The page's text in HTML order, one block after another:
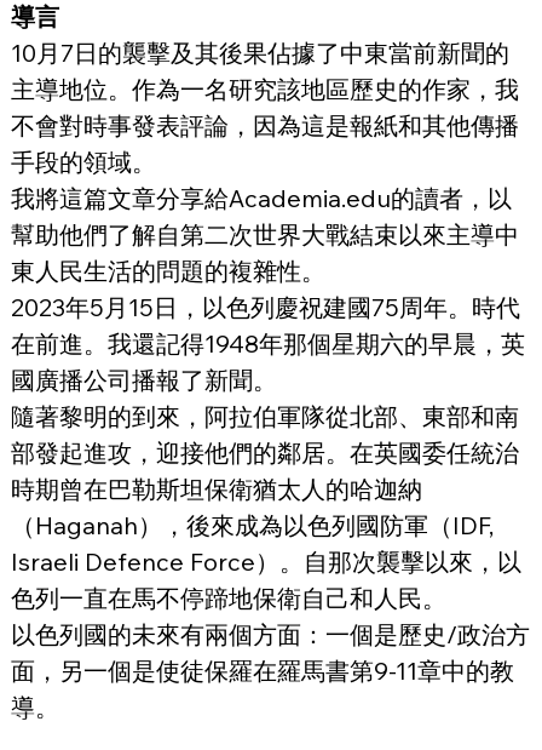
導言
10月7日的襲擊及其後果佔據了中東當前新聞的
主導地位。作為一名研究該地區歷史的作家，我
不會對時事發表評論，因為這是報紙和其他傳播
手段的領域。
我將這篇文章分享給Academia.edu的讀者，以
幫助他們了解自第二次世界大戰結束以來主導中
東人民生活的問題的複雜性。
2023年5月15日，以色列慶祝建國75周年。時代
在前進。我還記得1948年那個星期六的早晨，英
國廣播公司播報了新聞。
隨著黎明的到來，阿拉伯軍隊從北部、東部和南
部發起進攻，迎接他們的鄰居。在英國委任統治
時期曾在巴勒斯坦保衛猶太人的哈迦納
（Haganah），後來成為以色列國防軍（IDF,
Israeli Defence Force）。自那次襲擊以來，以
色列一直在馬不停蹄地保衛自己和人民。
以色列國的未來有兩個方面：一個是歷史/政治方
面，另一個是使徒保羅在羅馬書第9-11章中的教
導。